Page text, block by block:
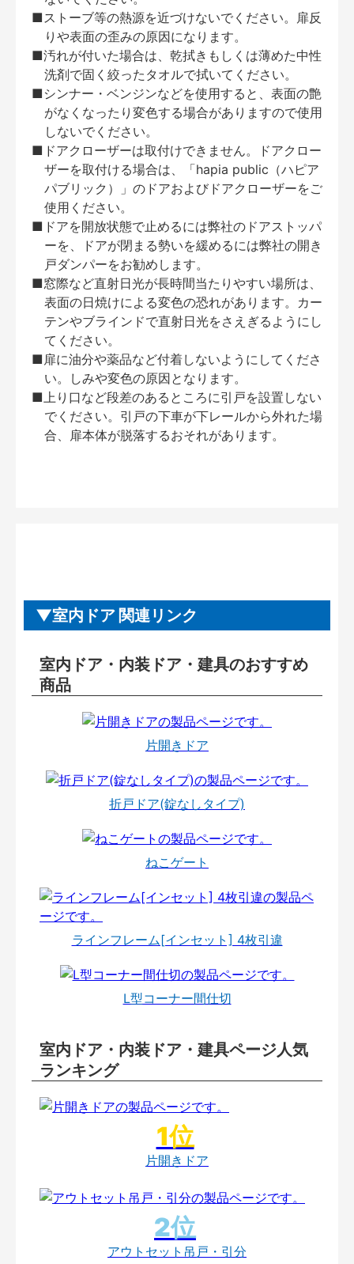
■ストーブ等の熱源を近づけないでください。扉反
りや表面の歪みの原因になります。
■汚れが付いた場合は、乾拭きもしくは薄めた中性
洗剤で固く絞ったタオルで拭いてください。
■シンナー・ベンジンなどを使用すると、表面の艶
がなくなったり変色する場合がありますので使用
しないでください。
■ドアクローザーは取付けできません。ドアクロー
ザーを取付ける場合は、「hapia public（ハピア
パブリック）」のドアおよびドアクローザーをご
使用ください。
■ドアを開放状態で止めるには弊社のドアストッパ
ーを、ドアが閉まる勢いを緩めるには弊社の開き
戸ダンパーをお勧めします。
■窓際など直射日光が長時間当たりやすい場所は、
表面の日焼けによる変色の恐れがあります。カー
テンやブラインドで直射日光をさえぎるようにし
てください。
■扉に油分や薬品など付着しないようにしてくださ
い。しみや変色の原因となります。
■上り口など段差のあるところに引戸を設置しない
でください。引戸の下車が下レールから外れた場
合、扉本体が脱落するおそれがあります。
室内ドア 関連リンク
室内ドア・内装ドア・建具のおすすめ
商品
片開きドア
折戸ドア(錠なしタイプ)
ねこゲート
ラインフレーム[インセット] 4枚引違
L型コーナー間仕切
室内ドア・内装ドア・建具ページ人気
ランキング
片開きドア
アウトセット吊戸・引分